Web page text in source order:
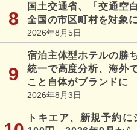
国土交通省、「交通空
全国の市区町村を対象
2026年8月5日
宿泊主体型ホテルの勝
統一で高度分析、海外
こと自体がブランドに
2026年8月3日
トキエア、新規予約